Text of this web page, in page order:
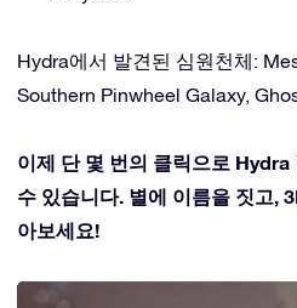
Hydra에서 발견된 심원천체:
Southern Pinwheel Galaxy,
이제 단 몇 번의 클릭으로
수 있습니다. 별에 이름을 짓고,
아보세요!